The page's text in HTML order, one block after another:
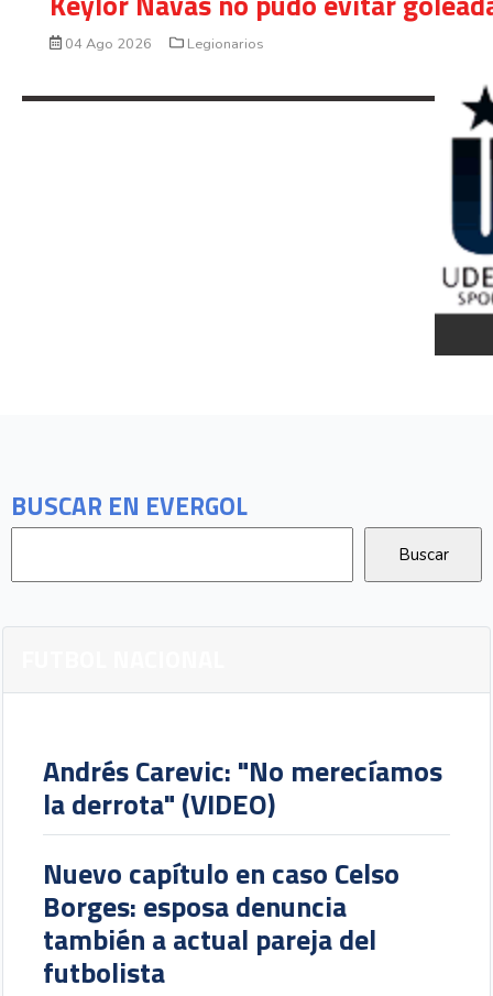
BUSCAR EN EVERGOL
Andrés Carevic: "No merecíamos
la derrota" (VIDEO)
Nuevo capítulo en caso Celso
Borges: esposa denuncia
también a actual pareja del
futbolista
04 Ago 2026 Legionarios